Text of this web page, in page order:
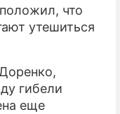
СТИЛЬ ЖИЗНИ
ИГРЫ
ПРЕСС-РЕЛИЗЫ
что
утешиться
гибели
еще